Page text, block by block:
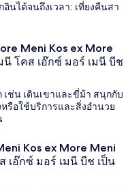
อินได้จนถึงเวลา: เที่ยงคืนสา
Meni Kos ex More
นี โคส เอ๊กซ์ มอร์ เมนี บีช
ช่น เดินเขาและขี่ม้า สนุกกับ
รือใช้บริการและสิ่งอำนวย
Kos ex More Meni
เอ๊กซ์ มอร์ เมนี บีช เป็น